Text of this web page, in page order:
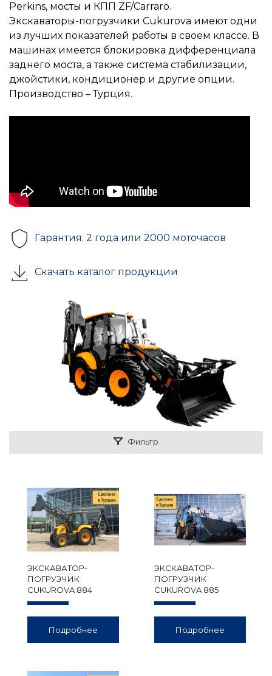
Perkins, мосты и КПП ZF/Carraro.
Экскаваторы-погрузчики Cukurova имеют одни
из лучших показателей работы в своем классе. В
машинах имеется блокировка дифференциала
заднего моста, а также система стабилизации,
джойстики, кондиционер и другие опции.
Производство – Турция.
Гарантия: 2 года или 2000 моточасов
Скачать каталог продукции
Фильтр
ЭКСКАВАТОР-
ПОГРУЗЧИК
CUKUROVA 884
Подробнее
ЭКСКАВАТОР-
ПОГРУЗЧИК
CUKUROVA 885
Подробнее